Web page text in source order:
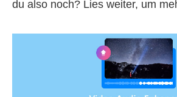
du also noch? Lies weiter, um